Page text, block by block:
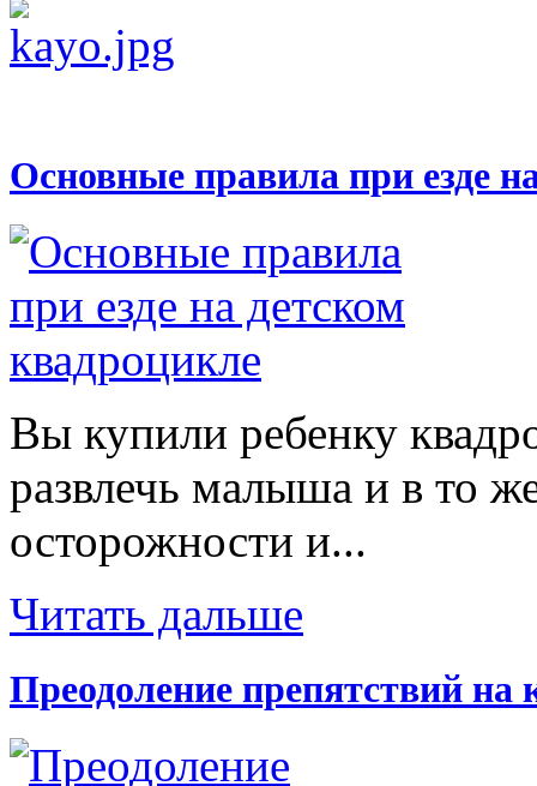
Основные правила при езде
Вы купили ребенку
развлечь малыша и в то
осторожности и...
Читать дальше
Преодоление препятствий на